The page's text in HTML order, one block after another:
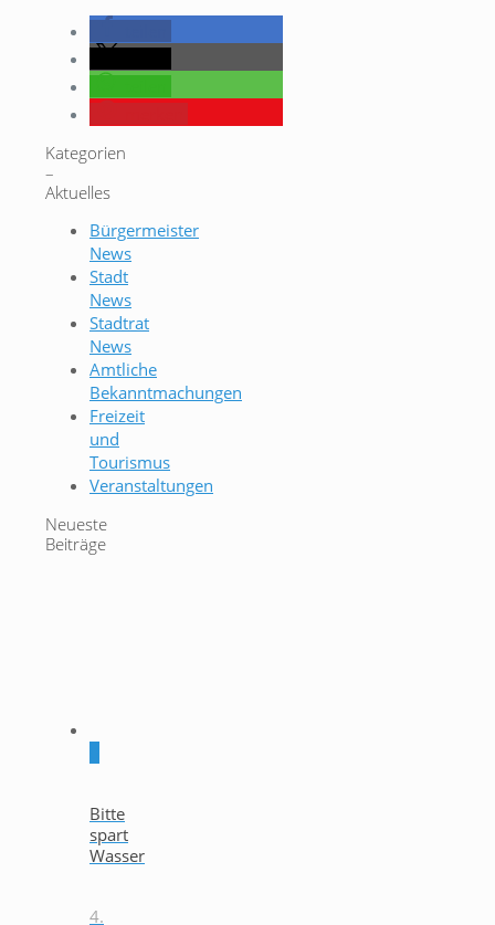
Kategorien
–
Aktuelles
Bürgermeister
News
Stadt
News
Stadtrat
News
Amtliche
Bekanntmachungen
Freizeit
und
Tourismus
Veranstaltungen
Neueste
Beiträge
Bitte
spart
Wasser
4.